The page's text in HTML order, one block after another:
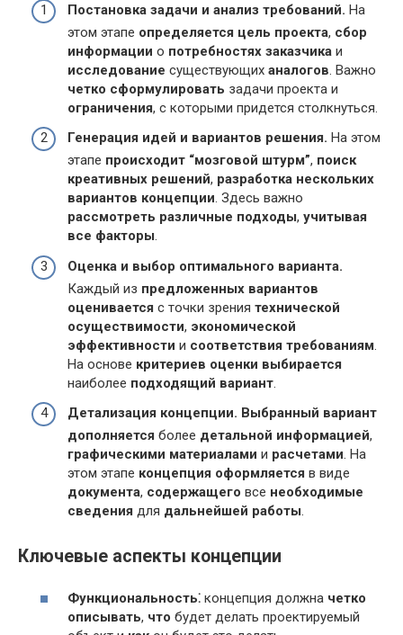
Постановка задачи и анализ требований. На
этом этапе определяется цель проекта, сбор
информации о потребностях заказчика и
исследование существующих аналогов . Важно
четко сформулировать задачи проекта и
ограничения, с которыми придется столкнуться.
Генерация идей и вариантов решения. На этом
этапе происходит “мозговой штурм”, поиск
креативных решений, разработка нескольких
вариантов концепции. Здесь важно
рассмотреть различные подходы, учитывая
все факторы.
Оценка и выбор оптимального варианта.
Каждый из предложенных вариантов
оценивается с точки зрения технической
осуществимости, экономической
эффективности и соответствия требованиям
На основе критериев оценки выбирается
наиболее подходящий вариант
Детализация концепции. Выбранный вариант
дополняется более детальной информацией,
графическими материалами и расчетами. На
этом этапе концепция оформляется в виде
документа, содержащего все необходимые
сведения для дальнейшей работы.
Ключевые аспекты концепции
Функциональность⁚ концепция должна четко
описывать, что будет делать проектируемый